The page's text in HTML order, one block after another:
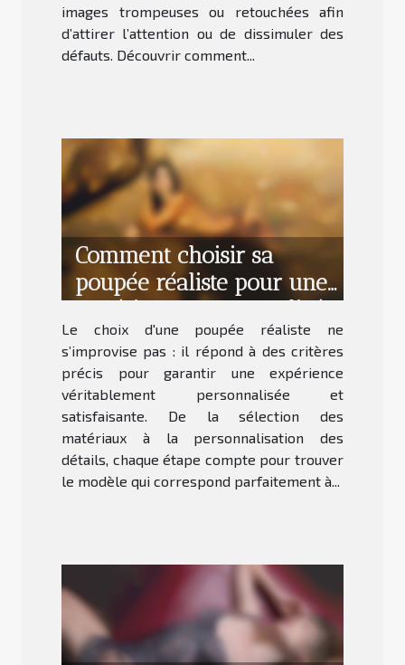
images trompeuses ou retouchées afin
d’attirer l’attention ou de dissimuler des
défauts. Découvrir comment...
Comment choisir sa
poupée réaliste pour une
expérience personnalisée
?
Le choix d'une poupée réaliste ne
s’improvise pas : il répond à des critères
précis pour garantir une expérience
véritablement personnalisée et
satisfaisante. De la sélection des
matériaux à la personnalisation des
détails, chaque étape compte pour trouver
le modèle qui correspond parfaitement à...